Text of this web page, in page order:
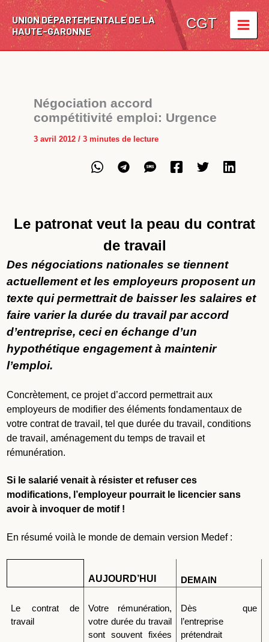
Aller
contenu
UNION DÉPARTEMENTALE DE LA
HAUTE-GARONNE
CGT
Négociation accord
compétitivité emploi: Urgence
3 avril 2012/3 minutes de lecture
Le patronat veut la peau du contrat
de travail
Des négociations nationales se tiennent
actuellement et les employeurs proposent un
texte qui permettrait de baisser les salaires et
faire varier la durée du travail par accord
d’entreprise, ceci en échange d’un
hypothétique engagement à maintenir
l’emploi.
Concrètement, ce projet d’accord permettrait aux
employeurs de modifier des éléments fondamentaux de
votre contrat de travail, tel que durée du travail, conditions
de travail, aménagement du temps de travail et
rémunération.
Si le salarié venait à résister et refuser ces
modifications, l’employeur pourrait le licencier sans
avoir à invoquer de motif !
En résumé voilà le monde de demain version Medef :
AUJOURD’HUI DEMAIN
Le contrat de
travail
Votre rémunération,
votre durée du travail
sont souvent fixées
Dès que
l’entreprise
prétendrait